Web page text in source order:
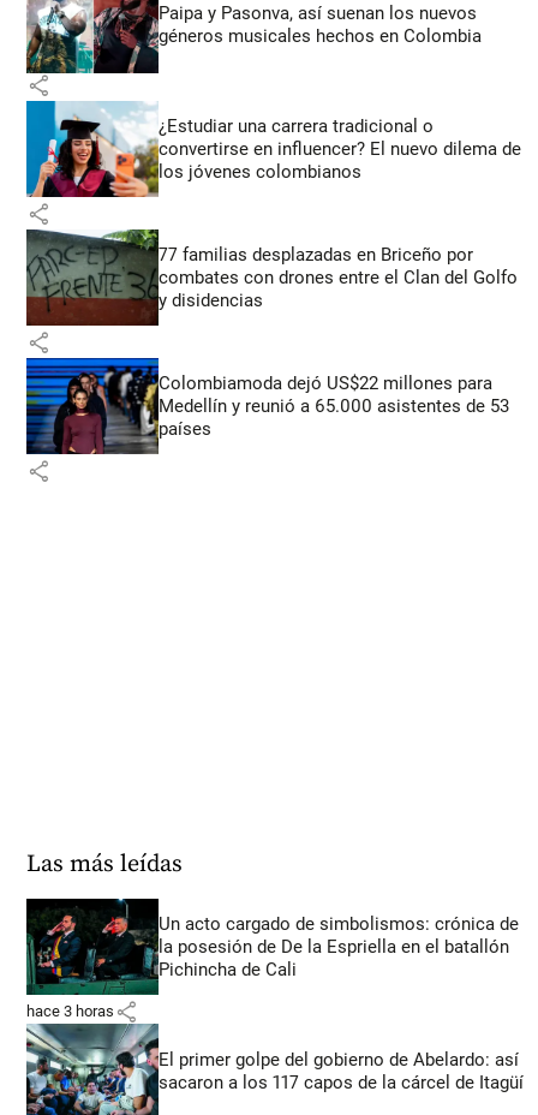
Paipa y Pasonva, así suenan los nuevos
géneros musicales hechos en Colombia
share
¿Estudiar una carrera tradicional o
convertirse en influencer? El nuevo dilema de
los jóvenes colombianos
share
77 familias desplazadas en Briceño por
combates con drones entre el Clan del Golfo
y disidencias
share
Colombiamoda dejó US$22 millones para
Medellín y reunió a 65.000 asistentes de 53
países
share
Las más leídas
Un acto cargado de simbolismos: crónica de
la posesión de De la Espriella en el batallón
Pichincha de Cali
hace 3 horas share
El primer golpe del gobierno de Abelardo: así
sacaron a los 117 capos de la cárcel de Itagüí